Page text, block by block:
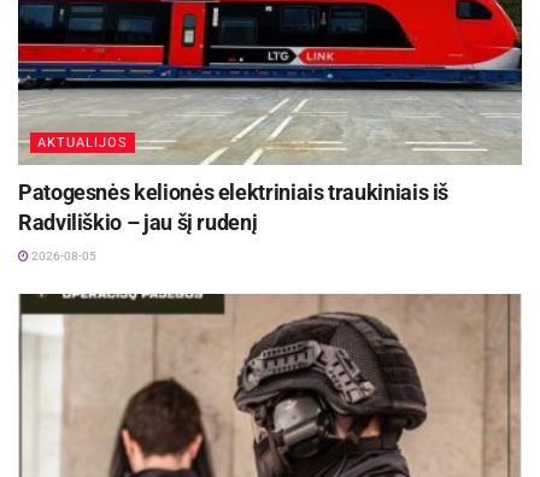
AKTUALIJOS
Patogesnės kelionės elektriniais traukiniais iš
Radviliškio – jau šį rudenį
2026-08-05